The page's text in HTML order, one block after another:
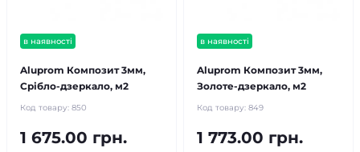
в наявності
Aluprom Композит 3мм,
Срібло-дзеркало, м2
Код товару: 850
1 675.00 грн.
в наявності
Aluprom Композит 3мм,
Золоте-дзеркало, м2
Код товару: 849
1 773.00 грн.